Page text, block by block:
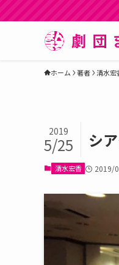
ホーム 著者 清水宏
シ
2019
5/25
清水宏香 2019/